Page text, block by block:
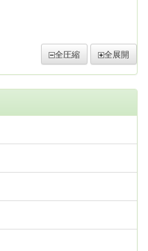
全圧縮 全展開